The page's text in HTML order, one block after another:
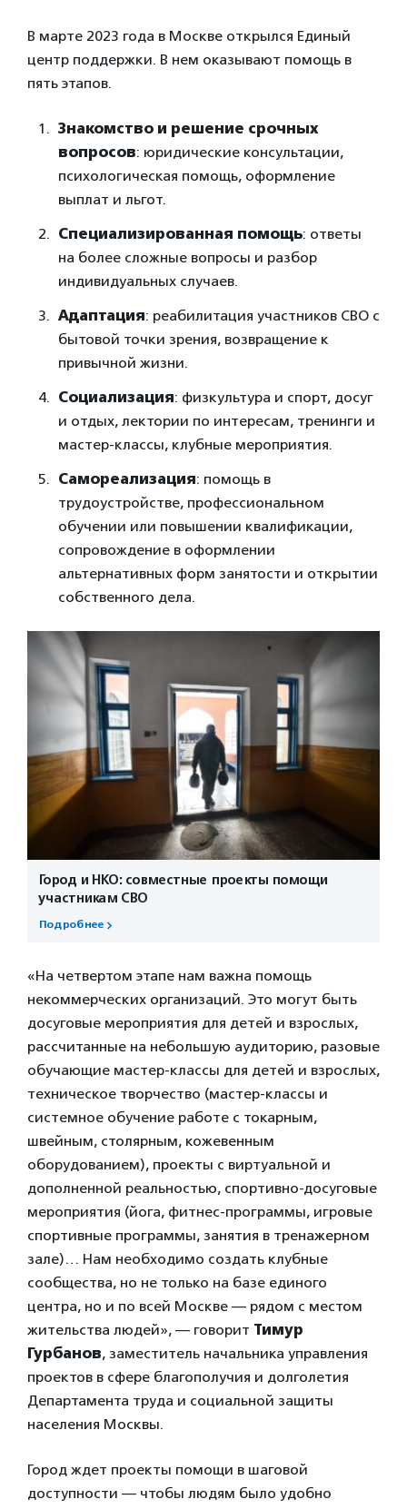
В марте 2023 года в Москве открылся Единый
центр поддержки. В нем оказывают помощь в
пять этапов.
Знакомство и решение срочных
вопросов: юридические консультации,
психологическая помощь, оформление
выплат и льгот.
Специализированная помощь: ответы
на более сложные вопросы и разбор
индивидуальных случаев.
Адаптация: реабилитация участников СВО с
бытовой точки зрения, возвращение к
привычной жизни.
Социализация: физкультура и спорт, досуг
и отдых, лектории по интересам, тренинги и
мастер-классы, клубные мероприятия.
Самореализация: помощь в
трудоустройстве, профессиональном
обучении или повышении квалификации,
сопровождение в оформлении
альтернативных форм занятости и открытии
собственного дела.
Город и НКО: совместные проекты помощи
участникам СВО
Подробнее
«На четвертом этапе нам важна помощь
некоммерческих организаций. Это могут быть
досуговые мероприятия для детей и взрослых,
рассчитанные на небольшую аудиторию, разовые
обучающие мастер-классы для детей и взрослых,
техническое творчество (мастер-классы и
системное обучение работе с токарным,
швейным, столярным, кожевенным
оборудованием), проекты с виртуальной и
дополненной реальностью, спортивно-досуговые
мероприятия (йога, фитнес-программы, игровые
спортивные программы, занятия в тренажерном
зале)… Нам необходимо создать клубные
сообщества, но не только на базе единого
центра, но и по всей Москве — рядом с местом
жительства людей», — говорит Тимур
Гурбанов, заместитель начальника управления
проектов в сфере благополучия и долголетия
Департамента труда и социальной защиты
населения Москвы.
Город ждет проекты помощи в шаговой
доступности — чтобы людям было удобно